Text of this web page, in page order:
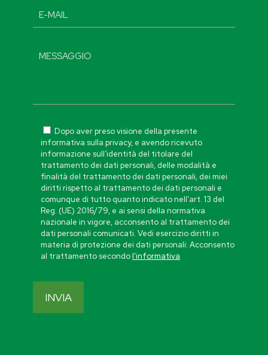
Dopo aver preso visione della presente
informativa sulla privacy, e avendo ricevuto
informazione sull’identità del titolare del
trattamento dei dati personali, delle modalità e
finalità del trattamento dei dati personali, dei miei
diritti rispetto al trattamento dei dati personali e
comunque di tutto quanto indicato nell’art. 13 del
Reg. (UE) 2016/79, e ai sensi della normativa
nazionale in vigore, acconsento al trattamento dei
dati personali comunicati. Vedi esercizio diritti in
materia di protezione dei dati personali: Acconsento
al trattamento secondol’informativa